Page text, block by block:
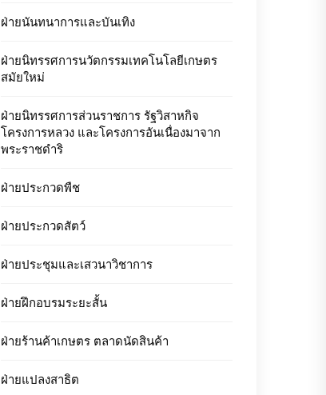
ฝ่ายนันทนาการและบันเทิง
ฝ่ายนิทรรศการนวัตกรรมเทคโนโลยีเกษตร
สมัยใหม่
ฝ่ายนิทรรศการส่วนราชการ รัฐวิสาหกิจ
โครงการหลวง และโครงการอันเนื่องมาจาก
พระราชดำริ
ฝ่ายประกวดพืช
ฝ่ายประกวดสัตว์
ฝ่ายประชุมและเสวนาวิชาการ
ฝ่ายฝึกอบรมระยะสั้น
ฝ่ายร้านค้าเกษตร ตลาดนัดสินค้า
ฝ่ายแปลงสาธิต